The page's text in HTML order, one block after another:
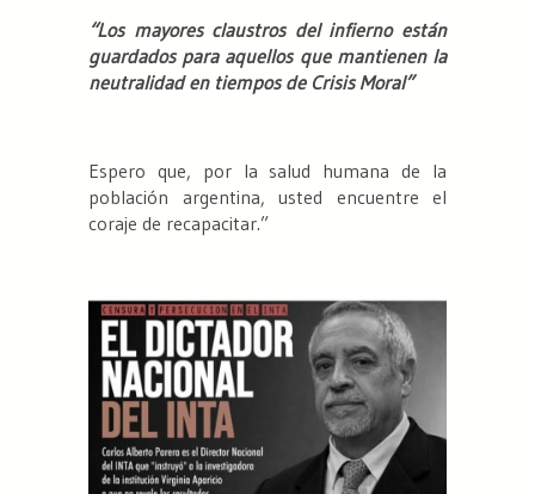
“Los mayores claustros del infierno están
guardados para aquellos que mantienen la
neutralidad en tiempos de Crisis Moral”
Espero que, por la salud humana de la
población argentina, usted encuentre el
coraje de recapacitar.”